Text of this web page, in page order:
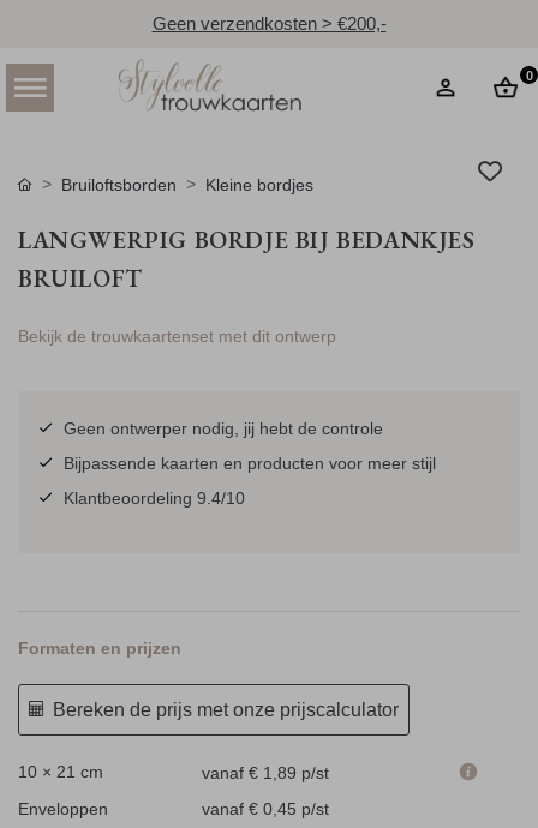
Geen verzendkosten > €200,-
0
Bruiloftsborden Kleine bordjes
LANGWERPIG BORDJE BIJ BEDANKJES
BRUILOFT
Bekijk de trouwkaartenset met dit ontwerp
Geen ontwerper nodig, jij hebt de controle
Bijpassende kaarten en producten voor meer stijl
Klantbeoordeling 9.4/10
Formaten en prijzen
Bereken de prijs met onze prijscalculator
10 × 21 cm vanaf € 1,89 p/st
Enveloppen
vanaf € 0,45 p/st